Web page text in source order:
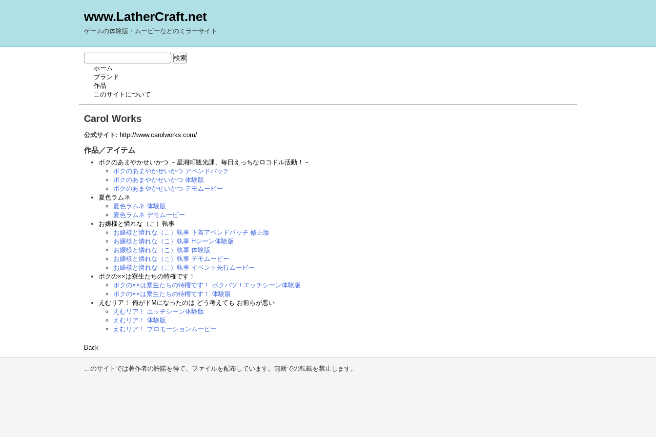
www.LatherCraft.net
ゲームの体験版・ムービーなどのミラーサイト.
ホーム
ブランド
作品
このサイトについて
Carol Works
公式サイト: http://www.carolworks.com/
作品／アイテム
ボクのあまやかせいかつ －星湘町観光課、毎日えっちなロコドル活動！－
ボクのあまやかせいかつ アペンドパッチ
ボクのあまやかせいかつ 体験版
ボクのあまやかせいかつ デモムービー
夏色ラムネ
夏色ラムネ 体験版
夏色ラムネ デモムービー
お嬢様と憐れな（こ）執事
お嬢様と憐れな（こ）執事 下着アペンドパッチ 修正版
お嬢様と憐れな（こ）執事 Hシーン体験版
お嬢様と憐れな（こ）執事 体験版
お嬢様と憐れな（こ）執事 デモムービー
お嬢様と憐れな（こ）執事 イベント先行ムービー
ボクの××は寮生たちの特権です！
ボクの××は寮生たちの特権です！ ボクバツ！エッチシーン体験版
ボクの××は寮生たちの特権です！ 体験版
えむリア！ 俺がドMになったのは どう考えても お前らが悪い
えむリア！ エッチシーン体験版
えむリア！ 体験版
えむリア！ プロモーションムービー
Back
このサイトでは著作者の許諾を得て、ファイルを配布しています。無断での転載を禁止します。